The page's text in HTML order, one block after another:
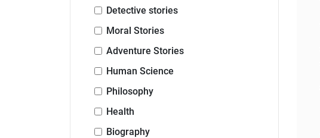
Detective stories
Moral Stories
Adventure Stories
Human Science
Philosophy
Health
Biography